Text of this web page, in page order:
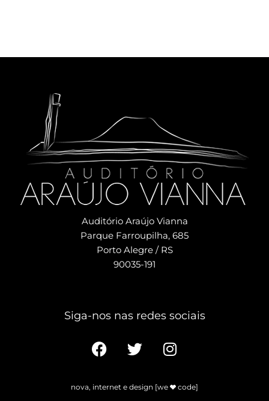
Auditório Araújo Vianna
Parque Farroupilha, 685
Porto Alegre / RS
90035-191
Siga-nos nas redes sociais​
nova, internet e design [we code]